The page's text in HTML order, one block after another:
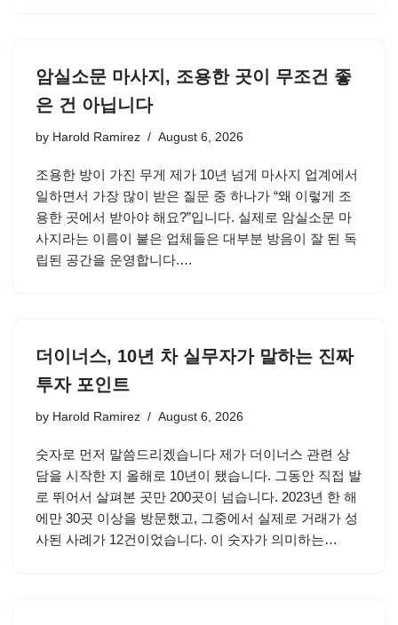
암실소문 마사지, 조용한 곳이 무조건 좋
은 건 아닙니다
by Harold Ramirez August 6, 2026
조용한 방이 가진 무게 제가 10년 넘게 마사지 업계에서
일하면서 가장 많이 받은 질문 중 하나가 “왜 이렇게 조
용한 곳에서 받아야 해요?”입니다. 실제로 암실소문 마
사지라는 이름이 붙은 업체들은 대부분 방음이 잘 된 독
립된 공간을 운영합니다.…
더이너스, 10년 차 실무자가 말하는 진짜
투자 포인트
by Harold Ramirez August 6, 2026
숫자로 먼저 말씀드리겠습니다 제가 더이너스 관련 상
담을 시작한 지 올해로 10년이 됐습니다. 그동안 직접 발
로 뛰어서 살펴본 곳만 200곳이 넘습니다. 2023년 한 해
에만 30곳 이상을 방문했고, 그중에서 실제로 거래가 성
사된 사례가 12건이었습니다. 이 숫자가 의미하는…